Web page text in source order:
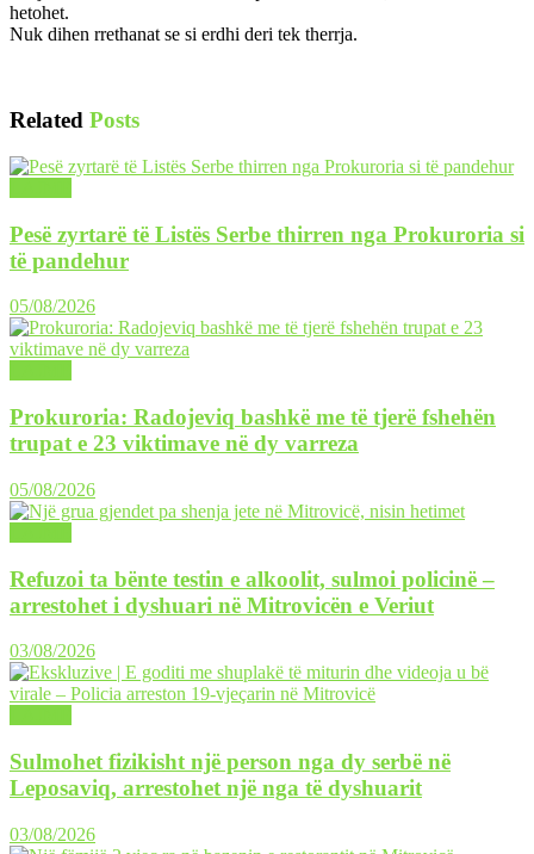
hetohet.
Nuk dihen rrethanat se si erdhi deri tek therrja.
Related Posts
Pesë zyrtarë të Listës Serbe thirren nga Prokuroria si
të pandehur
05/08/2026
Prokuroria: Radojeviq bashkë me të tjerë fshehën
trupat e 23 viktimave në dy varreza
05/08/2026
Refuzoi ta bënte testin e alkoolit, sulmoi policinë –
arrestohet i dyshuari në Mitrovicën e Veriut
03/08/2026
Sulmohet fizikisht një person nga dy serbë në
Leposaviq, arrestohet një nga të dyshuarit
03/08/2026